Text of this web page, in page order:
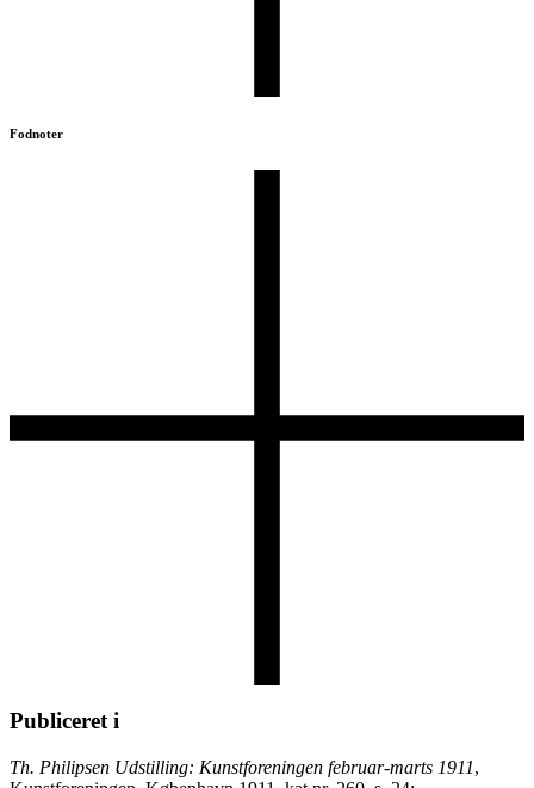
Fodnoter
Publiceret i
Th. Philipsen Udstilling: Kunstforeningen februar-marts 1911,